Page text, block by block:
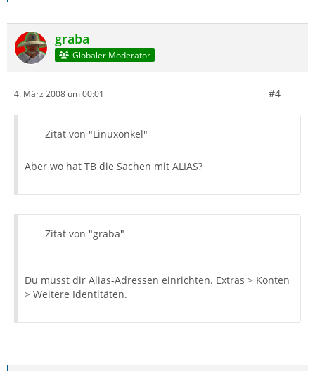
graba
Globaler Moderator
4. März 2008 um 00:01 #4
Zitat von "Linuxonkel"
Aber wo hat TB die Sachen mit ALIAS?
Zitat von "graba"
Du musst dir Alias-Adressen einrichten. Extras > Konten
> Weitere Identitäten.